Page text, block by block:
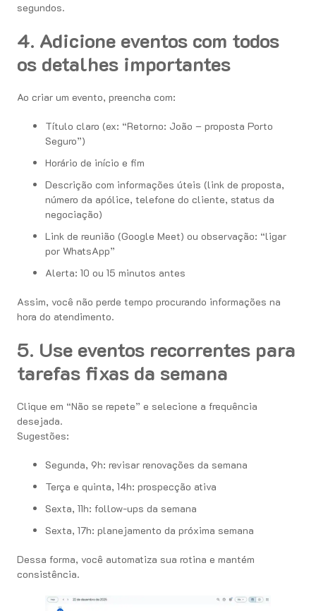
segundos.
4. Adicione eventos com todos
os detalhes importantes
Ao criar um evento, preencha com:
Título claro (ex: “Retorno: João – proposta Porto
Seguro”)
Horário de início e fim
Descrição com informações úteis (link de proposta,
número da apólice, telefone do cliente, status da
negociação)
Link de reunião (Google Meet) ou observação: “ligar
por WhatsApp”
Alerta: 10 ou 15 minutos antes
Assim, você não perde tempo procurando informações na
hora do atendimento.
5. Use eventos recorrentes para
tarefas fixas da semana
Clique em “Não se repete” e selecione a frequência
desejada.
Sugestões:
Segunda, 9h: revisar renovações da semana
Terça e quinta, 14h: prospecção ativa
Sexta, 11h: follow-ups da semana
Sexta, 17h: planejamento da próxima semana
Dessa forma, você automatiza sua rotina e mantém
consistência.